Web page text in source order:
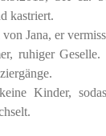
kastriert.
Jana, er
ruhiger
Kinder,